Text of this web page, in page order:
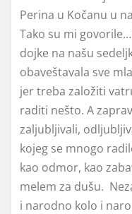
Perina u Kočanu u
Tako su mi
dojke na našu
obaveštavala sve
jer treba založiti
raditi nešto. A
zaljubljivali,
kojeg se mnogo
kao odmor, kao
melem za dušu.
i narodno kolo i